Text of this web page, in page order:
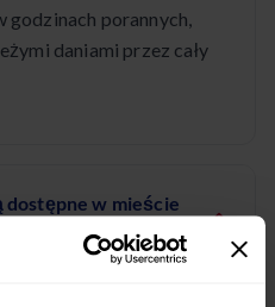
porannych,
daniami przez cały
dostępne w mieście